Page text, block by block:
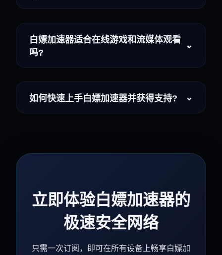
白嫖加速器适合在线游戏和流媒体观看
吗?
⌄
如何快速上手白嫖加速器并获得支持? ⌄
立即体验白嫖加速器的
极速安全网络
只需一次订阅，即可在所有设备上畅享白嫖加